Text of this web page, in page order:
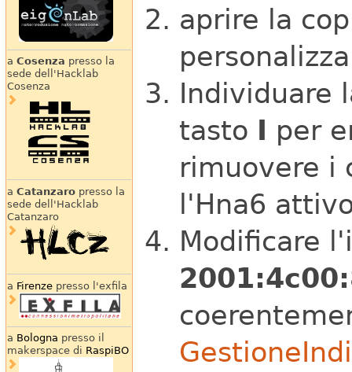
a Cosenza presso la
sede dell'Hacklab
Cosenza
a Catanzaropresso la
sede dell'Hacklab
Catanzaro
a Firenzepresso l'exfila
a Bologna presso il
makerspace di RaspiBO
aprire la
Individuare
tasto I per
rimuovere
l'Hna6
Modificare